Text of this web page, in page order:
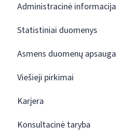
Administracinė informacija
Statistiniai duomenys
Asmens duomenų apsauga
Viešieji pirkimai
Karjera
Konsultacinė taryba